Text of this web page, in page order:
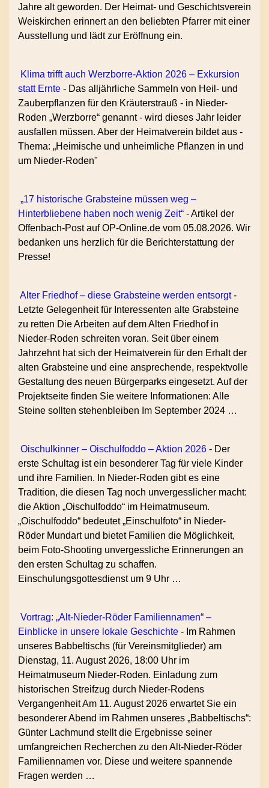
Jahre alt geworden. Der Heimat- und Geschichtsverein
Weiskirchen erinnert an den beliebten Pfarrer mit einer
Ausstellung und lädt zur Eröffnung ein.
Klima trifft auch Werzborre-Aktion 2026 – Exkursion
statt Ernte - Das alljährliche Sammeln von Heil- und
Zauberpflanzen für den Kräuterstrauß - in Nieder-
Roden „Werzborre“ genannt - wird dieses Jahr leider
ausfallen müssen. Aber der Heimatverein bildet aus -
Thema: „Heimische und unheimliche Pflanzen in und
um Nieder-Roden"
„17 historische Grabsteine müssen weg –
Hinterbliebene haben noch wenig Zeit“ -Artikel der
Offenbach-Post auf OP-Online.de vom 05.08.2026. Wir
bedanken uns herzlich für die Berichterstattung der
Presse!
Alter Friedhof – diese Grabsteine werden entsorgt -
Letzte Gelegenheit für Interessenten alte Grabsteine
zu retten Die Arbeiten auf dem Alten Friedhof in
Nieder-Roden schreiten voran. Seit über einem
Jahrzehnt hat sich der Heimatverein für den Erhalt der
alten Grabsteine und eine ansprechende, respektvolle
Gestaltung des neuen Bürgerparks eingesetzt. Auf der
Projektseite finden Sie weitere Informationen: Alle
Steine sollten stehenbleiben Im September 2024 …
Oischulkinner – Oischulfoddo – Aktion 2026 - Der
erste Schultag ist ein besonderer Tag für viele Kinder
und ihre Familien. In Nieder-Roden gibt es eine
Tradition, die diesen Tag noch unvergesslicher macht:
die Aktion „Oischulfoddo“ im Heimatmuseum.
„Oischulfoddo“ bedeutet „Einschulfoto“ in Nieder-
Röder Mundart und bietet Familien die Möglichkeit,
beim Foto-Shooting unvergessliche Erinnerungen an
den ersten Schultag zu schaffen.
Einschulungsgottesdienst um 9 Uhr …
Vortrag: „Alt-Nieder-Röder Familiennamen“ –
Einblicke in unsere lokale Geschichte - Im Rahmen
unseres Babbeltischs (für Vereinsmitglieder) am
Dienstag, 11. August 2026, 18:00 Uhr im
Heimatmuseum Nieder-Roden. Einladung zum
historischen Streifzug durch Nieder-Rodens
Vergangenheit Am 11. August 2026 erwartet Sie ein
besonderer Abend im Rahmen unseres „Babbeltischs“:
Günter Lachmund stellt die Ergebnisse seiner
umfangreichen Recherchen zu den Alt-Nieder-Röder
Familiennamen vor. Diese und weitere spannende
Fragen werden …